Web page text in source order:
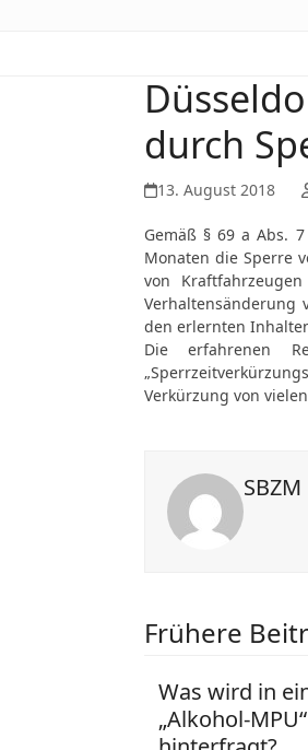
durch
13. August 2018
Gemäß § 69 a Abs.
Monaten die Sperre
von
Verhaltensänderung
den erlernten
Die erfahrenen
Verkürzung von
SBZM
Frühere
Was wird in
„Alkohol-MPU“